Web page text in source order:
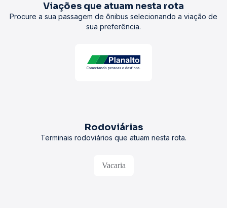
Viações que atuam nesta rota
Procure a sua passagem de ônibus selecionando a viação de
sua preferência.
Rodoviárias
Terminais rodoviários que atuam nesta rota.
Vacaria